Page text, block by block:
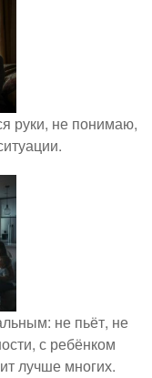
руки, не понимаю,
не пьёт, не
с ребёнком
лучше многих.